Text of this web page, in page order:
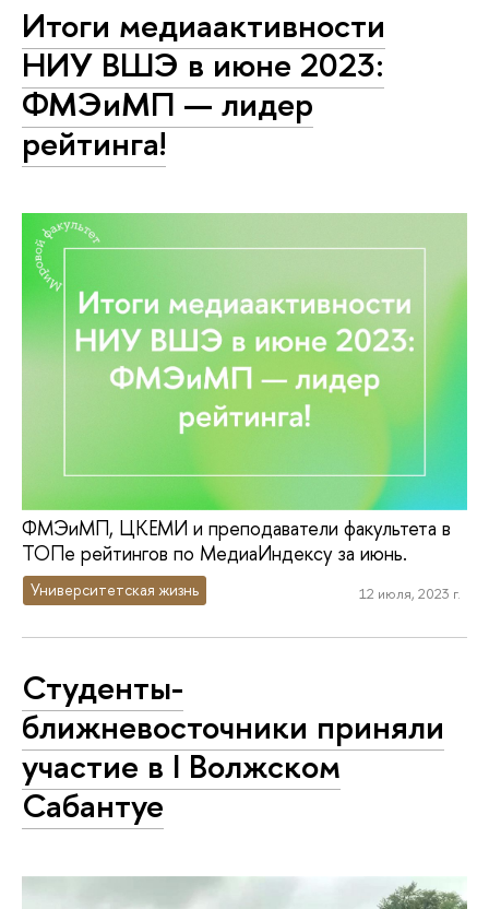
Итоги медиаактивности
НИУ ВШЭ в июне 2023:
ФМЭиМП — лидер
рейтинга!
ФМЭиМП, ЦКЕМИ и преподаватели факультета в
ТОПе рейтингов по МедиаИндексу за июнь.
Университетская жизнь 12 июля, 2023 г.
Студенты-
ближневосточники приняли
участие в I Волжском
Сабантуе